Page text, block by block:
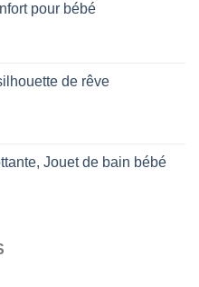
pour bébé
de rêve
Jouet de bain bébé